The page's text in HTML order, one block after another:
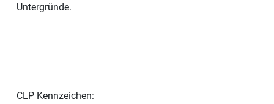
Untergründe.
CLP Kennzeichen: